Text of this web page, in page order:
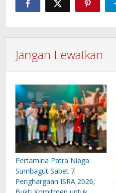
Jangan Lewatkan
Pertamina Patra Niaga
Sumbagut Sabet 7
Penghargaan ISRA 2026,